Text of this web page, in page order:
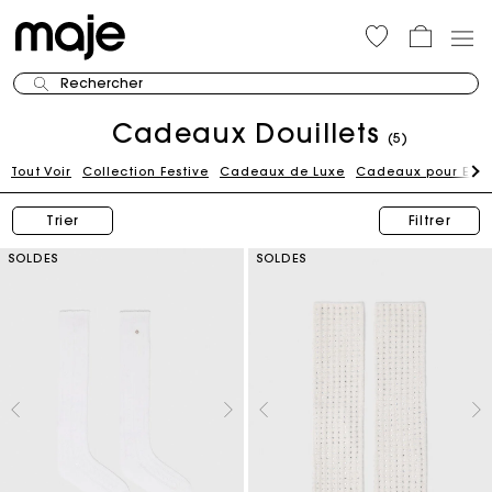
Rechercher
Cadeaux Douillets (5)
Tout Voir Collection Festive Cadeaux de Luxe Cadeaux pour Elle
Trier Filtrer
SOLDES SOLDES